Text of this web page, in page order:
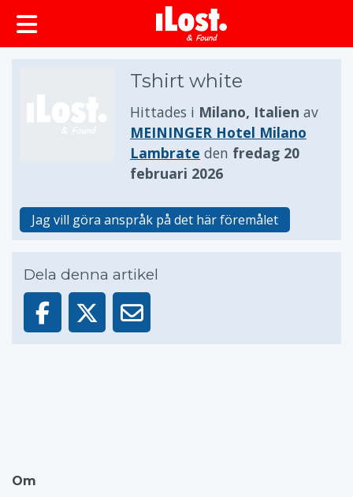
huvudinnehållet
Tshirt white
Hittades i Milano, Italien av
MEININGER Hotel Milano
Lambrate den fredag 20
februari 2026
Jag vill göra anspråk på det här föremålet
Dela denna artikel
Om